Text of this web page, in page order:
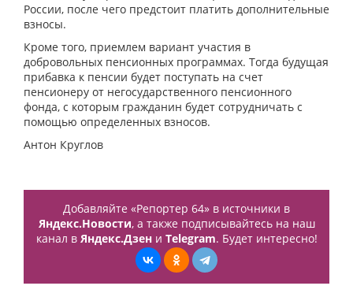
России, после чего предстоит платить дополнительные
взносы.
Кроме того, приемлем вариант участия в
добровольных пенсионных программах. Тогда будущая
прибавка к пенсии будет поступать на счет
пенсионеру от негосударственного пенсионного
фонда, с которым гражданин будет сотрудничать с
помощью определенных взносов.
Антон Круглов
Добавляйте «Репортер 64» в источники в
Яндекс.Новости, а также подписывайтесь на наш
канал в Яндекс.Дзени Telegram. Будет интересно!